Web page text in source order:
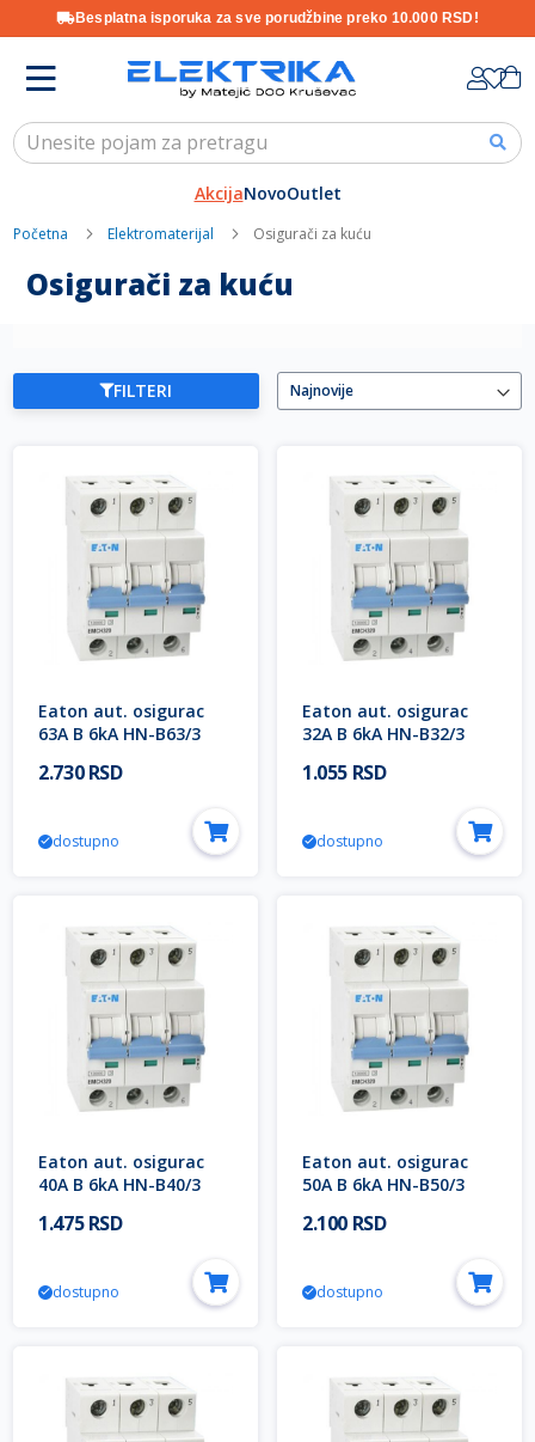
Besplatna isporuka za sve porudžbine preko 10.000 RSD!
Content
AkcijaNovoOutlet
Početna Elektromaterijal Osigurači za kuću
Osigurači za kuću
FILTERI
Eaton aut. osigurac
63A B 6kA HN-B63/3
2.730 RSD
dostupno
Eaton aut. osigurac
32A B 6kA HN-B32/3
1.055 RSD
dostupno
Eaton aut. osigurac
40A B 6kA HN-B40/3
1.475 RSD
dostupno
Eaton aut. osigurac
50A B 6kA HN-B50/3
2.100 RSD
dostupno